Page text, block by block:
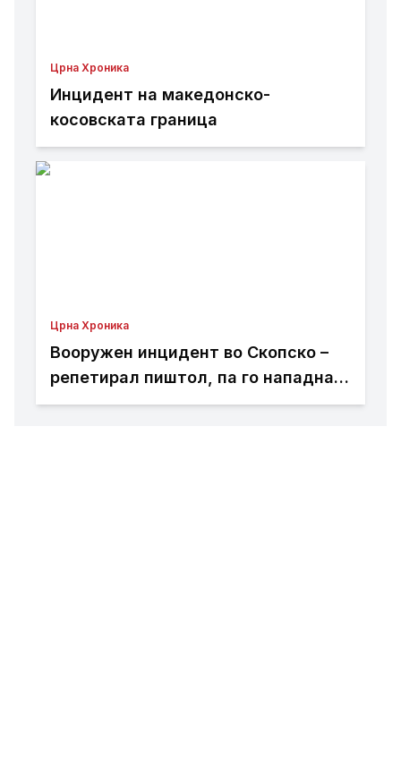
Црна Хроника
Инцидент на македонско-
косовската граница
Црна Хроника
Вооружен инцидент во Скопско –
репетирал пиштол, па го нападнал
со кундако